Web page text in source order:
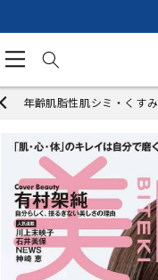
進む
年齢肌脂性肌シミ・くすみ